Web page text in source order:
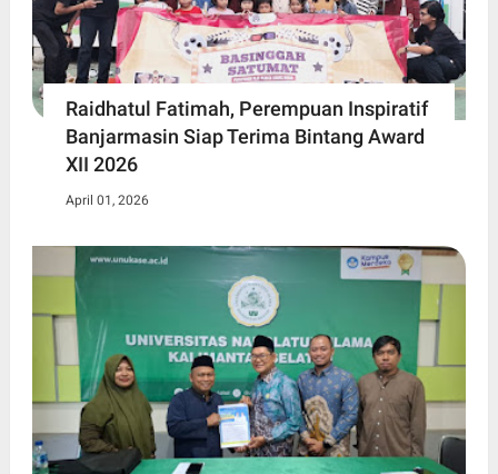
Raidhatul Fatimah, Perempuan Inspiratif
Banjarmasin Siap Terima Bintang Award
XII 2026
April 01, 2026